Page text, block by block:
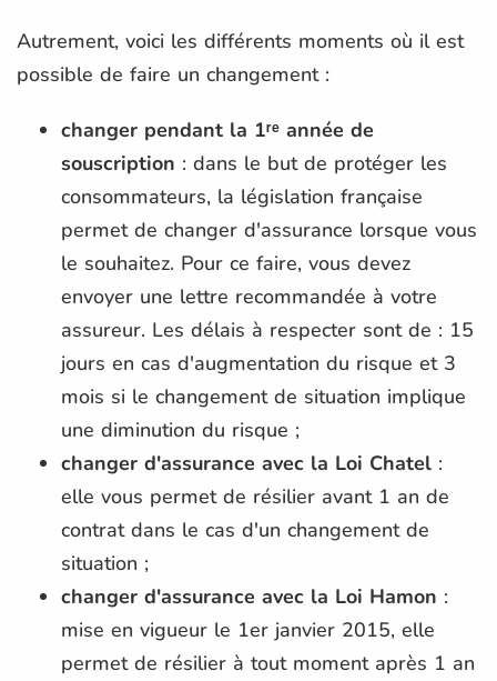
Autrement, voici les différents moments où il est
possible de faire un changement :
changer pendant la 1ʳᵉ année de
souscription : dans le but de protéger les
consommateurs, la législation française
permet de changer d'assurance lorsque vous
le souhaitez. Pour ce faire, vous devez
envoyer une lettre recommandée à votre
assureur. Les délais à respecter sont de : 15
jours en cas d'augmentation du risque et 3
mois si le changement de situation implique
une diminution du risque ;
changer d'assurance avec la Loi Chatel :
elle vous permet de résilier avant 1 an de
contrat dans le cas d'un changement de
situation ;
changer d'assurance avec la Loi Hamon :
mise en vigueur le 1er janvier 2015, elle
permet de résilier à tout moment après 1 an